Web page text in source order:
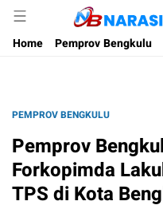
Home
Pemprov Bengkulu
PEMPROV BENGKULU
Pemprov
Forkopimda
TPS di Kota